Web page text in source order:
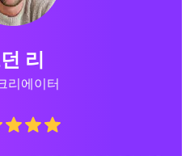
리
리에이터